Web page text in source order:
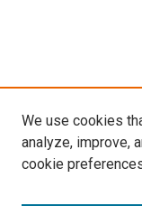
We use cookies
analyze, improve,
cookie